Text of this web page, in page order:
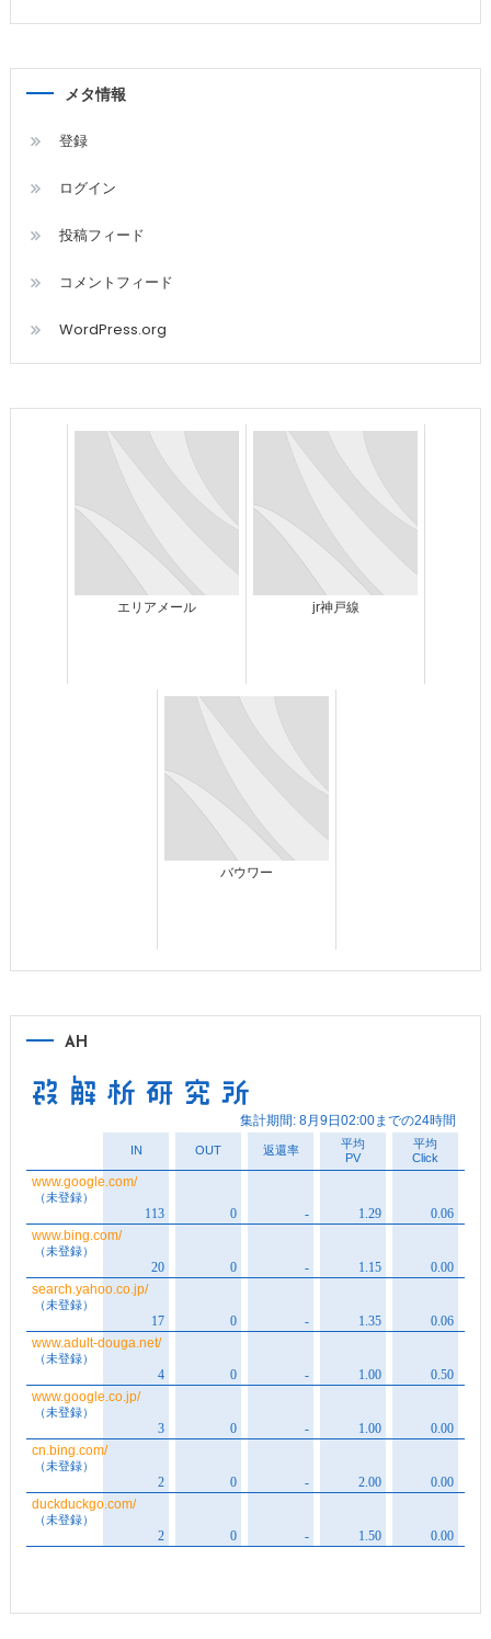
メタ情報
登録
ログイン
投稿フィード
コメントフィード
WordPress.org
エリアメール jr神戸線
バウワー
AH